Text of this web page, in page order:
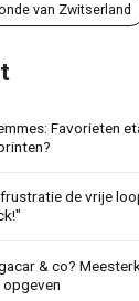
van Zwitserland
Favorieten
de vrije
& co?